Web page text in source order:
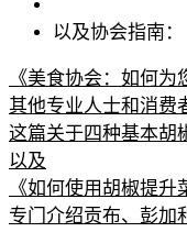
以及协会指南：
《美食协会：如何为
其他专业人士和消费
这篇关于四种基本胡
以及
《如何使用胡椒提升
专门介绍贡布、彭加